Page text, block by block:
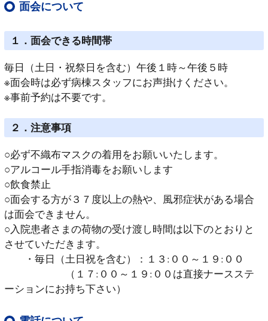
面会について
１ ．面会できる時間帯
毎日（土日・祝祭日を含む）午後１時～午後５時
※面会時は必ず病棟スタッフにお声掛けください。
※事前予約は不要です。
２．注意事項
○必ず不織布マスクの着用をお願いいたします。
○アルコール手指消毒をお願いします
○飲食禁止
○面会する方が３７度以上の熱や、風邪症状がある場合
は面会できません。
○入院患者さまの荷物の受け渡し時間は以下のとおりと
させていただきます。
・毎日（土日祝を含む）：１３:００～１９: ００
（１７:００～１９:００は直接ナースステ
ーションにお持ち下さい）